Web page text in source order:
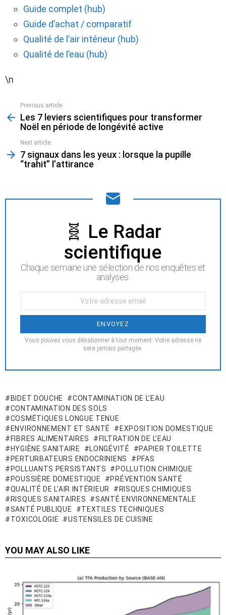
Guide complet (hub)
Guide d’achat / comparatif
Qualité de l’air intérieur (hub)
Qualité de l’eau (hub)
\n
more
Previous article
Les 7 leviers scientifiques pour transformer
Noël en période de longévité active
Next article
7 signaux dans les yeux : lorsque la pupille
“trahit” l’attirance
NEWSLETTER🧬 Le Radar
scientifique
Chaque semaine une sélection de nos enquêtes et
analyses.
:
Vous pouvez vous désabonner à tout moment. Votre adresse ne
sera jamais partagée.
BIDET DOUCHE
CONTAMINATION DE L’EAU
CONTAMINATION DES SOLS
COSMÉTIQUES LONGUE TENUE
ENVIRONNEMENT ET SANTÉ
EXPOSITION DOMESTIQUE
FIBRES ALIMENTAIRES
FILTRATION DE L’EAU
HYGIÈNE SANITAIRE
LONGÉVITÉ
PAPIER TOILETTE
PERTURBATEURS ENDOCRINIENS
PFAS
POLLUANTS PERSISTANTS
POLLUTION CHIMIQUE
POUSSIÈRE DOMESTIQUE
PRÉVENTION SANTÉ
QUALITÉ DE L’AIR INTÉRIEUR
RISQUES CHIMIQUES
RISQUES SANITAIRES
SANTÉ ENVIRONNEMENTALE
SANTÉ PUBLIQUE
TEXTILES TECHNIQUES
TOXICOLOGIE
USTENSILES DE CUISINE
YOU MAY ALSO LIKE